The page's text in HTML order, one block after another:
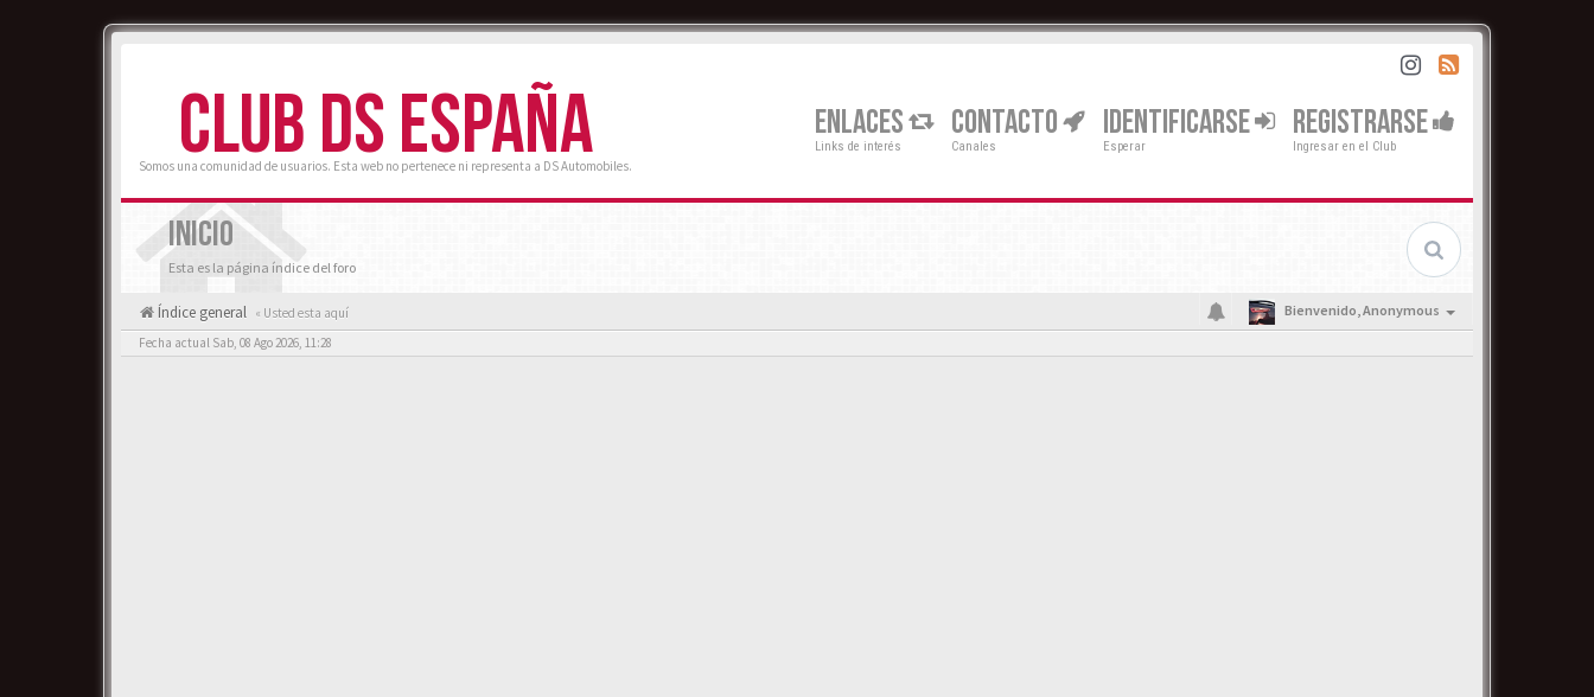
CLUB DS ESPAÑA
Somos una comunidad de usuarios. Esta web no pertenece ni representa a DS Automobiles.
ENLACES
Links de interés
CONTACTO
Canales
IDENTIFICARSE
Esperar
REGISTRARSE
Ingresar en el Club
INICIO
Esta es la página índice del foro
Índice general « Usted esta aquí Bienvenido,Anonymous
Fecha actual Sab, 08 Ago 2026, 11:28